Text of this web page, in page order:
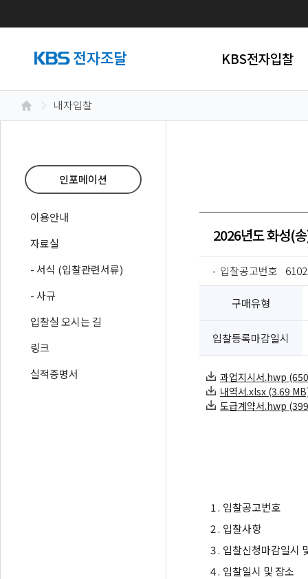
KBS전자입찰
내자입찰
인포메이션
이용안내
자료실
- 서식 (입찰관련서류)
- 사규
입찰실 오시는 길
링크
실적증명서
2026년도 화성(
입찰공고번호
구매유형
입찰등록마감일시
과업지시서.hwp
내역서.xlsx (3.69
도급계약서.hwp
1 . 입찰공고번호
2 . 입찰사항
3 . 입찰신청마감일시
4 . 입찰일시 및 장소